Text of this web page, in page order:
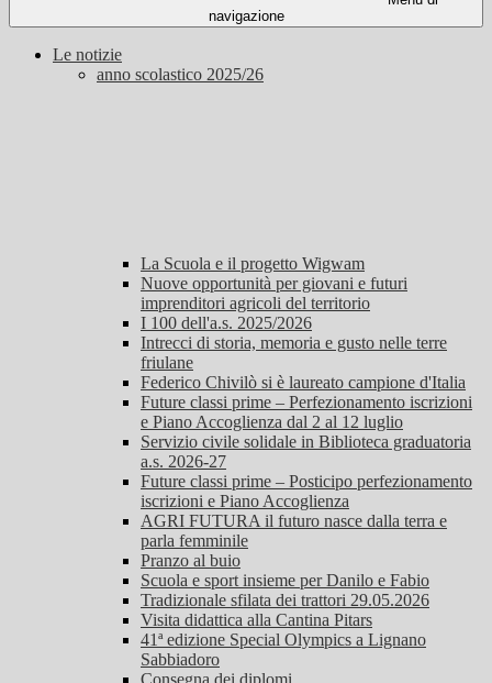
navigazione
Le notizie
anno scolastico 2025/26
La Scuola e il progetto Wigwam
Nuove opportunità per giovani e futuri
imprenditori agricoli del territorio
I 100 dell'a.s. 2025/2026
Intrecci di storia, memoria e gusto nelle terre
friulane
Federico Chivilò si è laureato campione d'Italia
Future classi prime – Perfezionamento iscrizioni
e Piano Accoglienza dal 2 al 12 luglio
Servizio civile solidale in Biblioteca graduatoria
a.s. 2026-27
Future classi prime – Posticipo perfezionamento
iscrizioni e Piano Accoglienza
AGRI FUTURA il futuro nasce dalla terra e
parla femminile
Pranzo al buio
Scuola e sport insieme per Danilo e Fabio
Tradizionale sfilata dei trattori 29.05.2026
Visita didattica alla Cantina Pitars
41ª edizione Special Olympics a Lignano
Sabbiadoro